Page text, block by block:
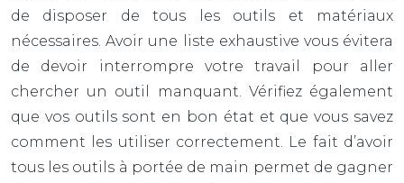
de disposer de tous les outils et matériaux
nécessaires. Avoir une liste exhaustive vous évitera
de devoir interrompre votre travail pour aller
chercher un outil manquant. Vérifiez également
que vos outils sont en bon état et que vous savez
comment les utiliser correctement. Le fait d’avoir
tous les outils à portée de main permet de gagner